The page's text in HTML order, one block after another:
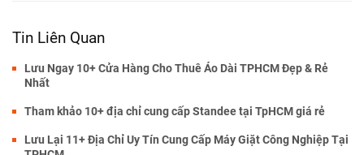
Tin Liên Quan
Lưu Ngay 10+ Cửa Hàng Cho Thuê Áo Dài TPHCM Đẹp & Rẻ
Nhất
Tham khảo 10+ địa chỉ cung cấp Standee tại TpHCM giá rẻ
Lưu Lại 11+ Địa Chỉ Uy Tín Cung Cấp Máy Giặt Công Nghiệp Tại